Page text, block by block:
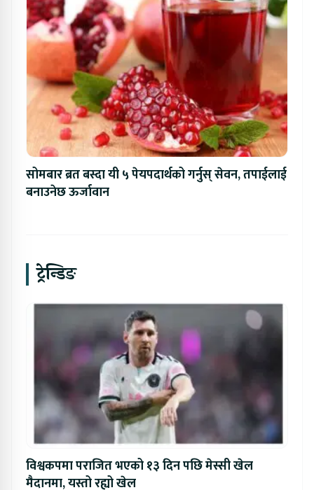
सोमबार ब्रत बस्दा यी ५ पेयपदार्थको गर्नुस् सेवन, तपाईलाई
बनाउनेछ ऊर्जावान
ट्रेन्डिङ
विश्वकपमा पराजित भएको १३ दिन पछि मेस्सी खेल
मैदानमा, यस्तो रह्यो खेल